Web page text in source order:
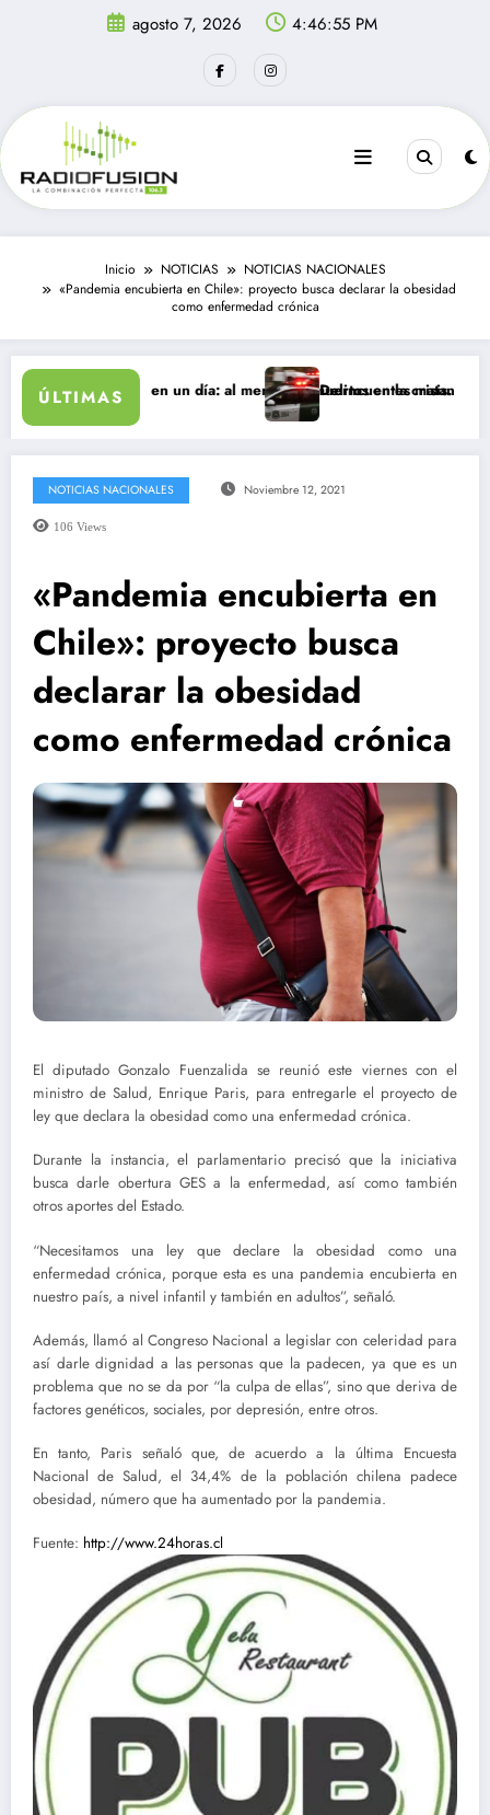
agosto 7, 2026 4:46:56 PM
Inicio NOTICIAS
NOTICIAS NACIONALES
«Pandemia encubierta en Chile»: proyecto busca declarar la obesidad
como enfermedad crónica
ÚLTIMAS
a Ceuta en un día: al menos 34 muertos en la crisis.
Delincuentes matan a joven
NOTICIAS NACIONALES Noviembre 12, 2021
106 Views
«Pandemia encubierta en
Chile»: proyecto busca
declarar la obesidad
como enfermedad crónica
El diputado Gonzalo Fuenzalida se reunió este viernes con el
ministro de Salud, Enrique Paris, para entregarle el proyecto de
ley que declara la obesidad como una enfermedad crónica.
Durante la instancia, el parlamentario precisó que la iniciativa
busca darle obertura GES a la enfermedad, así como también
otros aportes del Estado.
“Necesitamos una ley que declare la obesidad como una
enfermedad crónica, porque esta es una pandemia encubierta en
nuestro país, a nivel infantil y también en adultos”, señaló.
Además, llamó al Congreso Nacional a legislar con celeridad para
así darle dignidad a las personas que la padecen, ya que es un
problema que no se da por “la culpa de ellas”, sino que deriva de
factores genéticos, sociales, por depresión, entre otros.
En tanto, Paris señaló que, de acuerdo a la última Encuesta
Nacional de Salud, el 34,4% de la población chilena padece
obesidad, número que ha aumentado por la pandemia.
Fuente: http://www.24horas.cl